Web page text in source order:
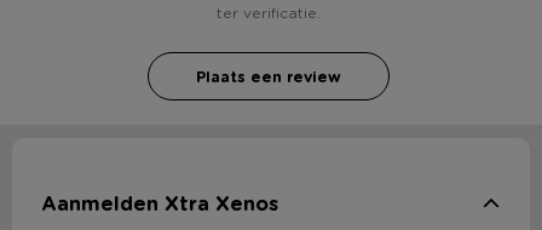
ter verificatie.
Plaats een review
Aanmelden Xtra Xenos